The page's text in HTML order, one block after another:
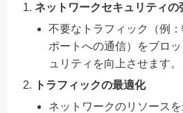
ネットワークセキュリティの
不要なトラフィック（例
ポートへの通信）をブロ
ュリティを向上させます。
トラフィックの最適化
ネットワークのリソースを